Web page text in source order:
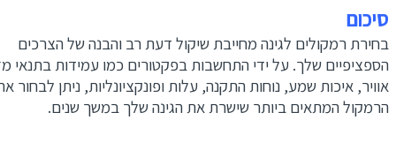
סיכום
בחירת רמקולים לגינה מחייבת שיקול דעת רב והבנה של הצרכים
הספציפיים שלך. על ידי התחשבות בפקטורים כמו עמידות בתנאי
אוויר, איכות שמע, נוחות התקנה, עלות ופונקציונליות, ניתן לבחור את
הרמקול המתאים ביותר שישרת את הגינה שלך במשך שנים.